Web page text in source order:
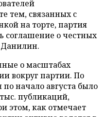
тем, связанных с
на торте, партия
соглашение о честных
Данилин.
о масштабах
вокруг партии. По
начало августа было
публикаций,
этом, как отмечает